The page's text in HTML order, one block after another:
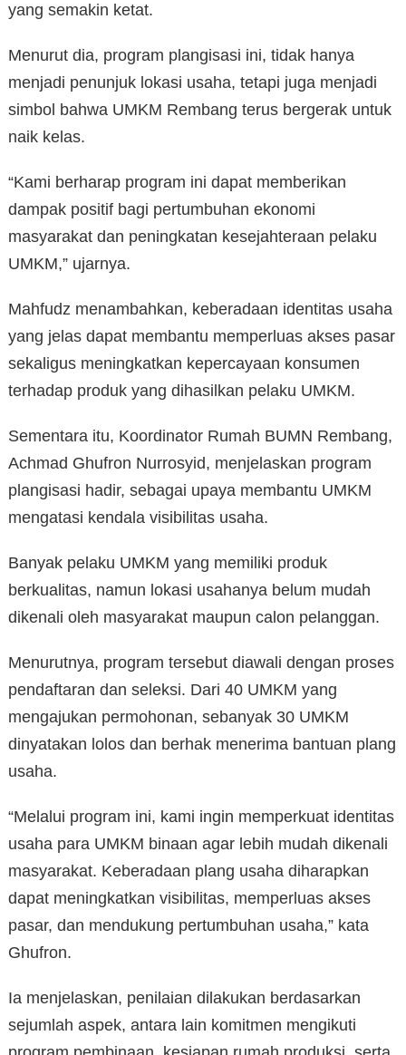
yang semakin ketat.
Menurut dia, program plangisasi ini, tidak hanya
menjadi penunjuk lokasi usaha, tetapi juga menjadi
simbol bahwa UMKM Rembang terus bergerak untuk
naik kelas.
“Kami berharap program ini dapat memberikan
dampak positif bagi pertumbuhan ekonomi
masyarakat dan peningkatan kesejahteraan pelaku
UMKM,” ujarnya.
Mahfudz menambahkan, keberadaan identitas usaha
yang jelas dapat membantu memperluas akses pasar
sekaligus meningkatkan kepercayaan konsumen
terhadap produk yang dihasilkan pelaku UMKM.
Sementara itu, Koordinator Rumah BUMN Rembang,
Achmad Ghufron Nurrosyid, menjelaskan program
plangisasi hadir, sebagai upaya membantu UMKM
mengatasi kendala visibilitas usaha.
Banyak pelaku UMKM yang memiliki produk
berkualitas, namun lokasi usahanya belum mudah
dikenali oleh masyarakat maupun calon pelanggan.
Menurutnya, program tersebut diawali dengan proses
pendaftaran dan seleksi. Dari 40 UMKM yang
mengajukan permohonan, sebanyak 30 UMKM
dinyatakan lolos dan berhak menerima bantuan plang
usaha.
“Melalui program ini, kami ingin memperkuat identitas
usaha para UMKM binaan agar lebih mudah dikenali
masyarakat. Keberadaan plang usaha diharapkan
dapat meningkatkan visibilitas, memperluas akses
pasar, dan mendukung pertumbuhan usaha,” kata
Ghufron.
Ia menjelaskan, penilaian dilakukan berdasarkan
sejumlah aspek, antara lain komitmen mengikuti